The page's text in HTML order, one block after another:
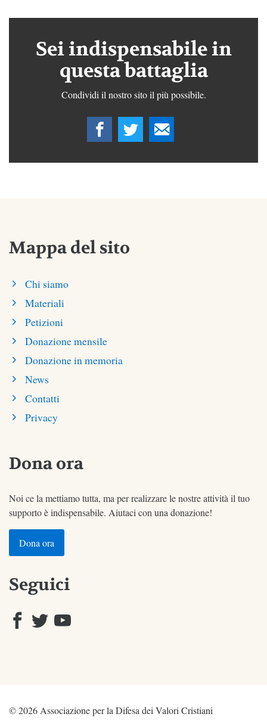
Sei indispensabile in
questa battaglia
Condividi il nostro sito il più possibile.
Mappa del sito
Chi siamo
Materiali
Petizioni
Donazione mensile
Donazione in memoria
News
Contatti
Privacy
Dona ora
Noi ce la mettiamo tutta, ma per realizzare le nostre attività il tuo
supporto è indispensabile. Aiutaci con una donazione!
Dona ora
Seguici
© 2026 Associazione per la Difesa dei Valori Cristiani